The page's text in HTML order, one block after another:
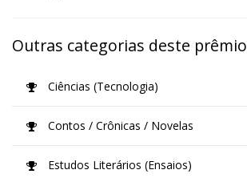
Outras categorias deste prêmio
Ciências (Tecnologia)
Contos / Crônicas / Novelas
Estudos Literários (Ensaios)